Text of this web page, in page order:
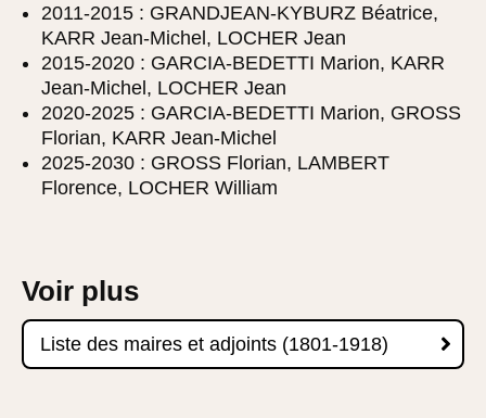
2011-2015 : GRANDJEAN-KYBURZ Béatrice,
KARR Jean-Michel, LOCHER Jean
2015-2020 : GARCIA-BEDETTI Marion, KARR
Jean-Michel, LOCHER Jean
2020-2025 : GARCIA-BEDETTI Marion, GROSS
Florian, KARR Jean-Michel
2025-2030 : GROSS Florian, LAMBERT
Florence, LOCHER William
Voir plus

Liste des maires et adjoints (1801-1918)